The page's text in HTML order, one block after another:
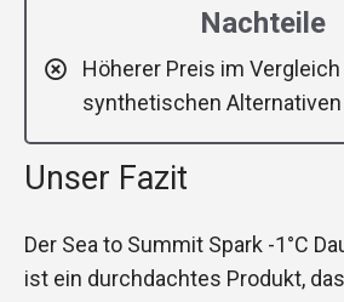
Nachteile
Höherer Preis im
synthetischen Alternativen
Unser Fazit
Der Sea to Summit Spark -1°C
ist ein durchdachtes Produkt,